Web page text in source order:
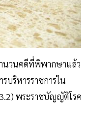
นวนคดีที่พิพากษาแล้ว
บริหารราชการใน
พระราชบัญญัติโรค